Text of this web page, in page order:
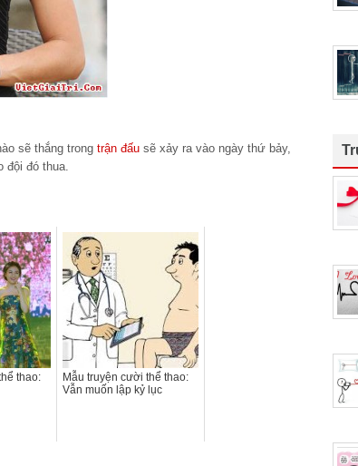
sẽ thắng trong trận đấu sẽ xảy ra vào ngày thứ bảy,
đội đó thua.
thao:
Mẫu truyện cười thể thao:
Vẫn muốn lập kỷ lục